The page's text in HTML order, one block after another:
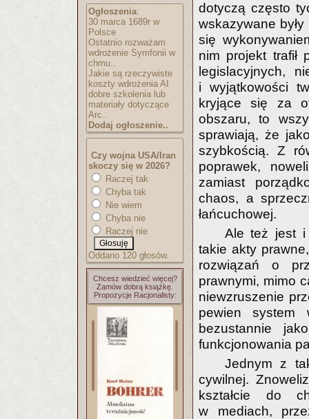
Ogłoszenia:
30 marca 1689r w
Polsce
Ostatnio rozważam
wdrożenie Symfonii w
chmu..
Jakie są rzeczywiste
koszty wdrożenia AI
dobre szkolenia lub
materiały dotyczące
Arc..
Dodaj ogłoszenie..
Czy wojna USA/Iran
skoczy się w 2026?
Raczej tak
Chyba tak
Nie wiem
Chyba nie
Raczej nie
Oddano 120 głosów.
Chcesz wiedzieć więcej?
Zamów dobrą książkę.
Propozycje Racjonalisty:
dotyczą często
wskazywane
się
nim projekt trafił
legislacyjnych,
i wyjątkowości
kryjące się za
obszaru, to
sprawiają, że
szybkością. Z
poprawek,
zamiast
chaos, a
łańcuchowej.
Ale też jest i
takie akty
rozwiązań o
prawnymi, mimo
niewzruszenie
pewien system
bezustannie
funkcjonowania
Jednym z
cywilnej.
kształcie do
w mediach,